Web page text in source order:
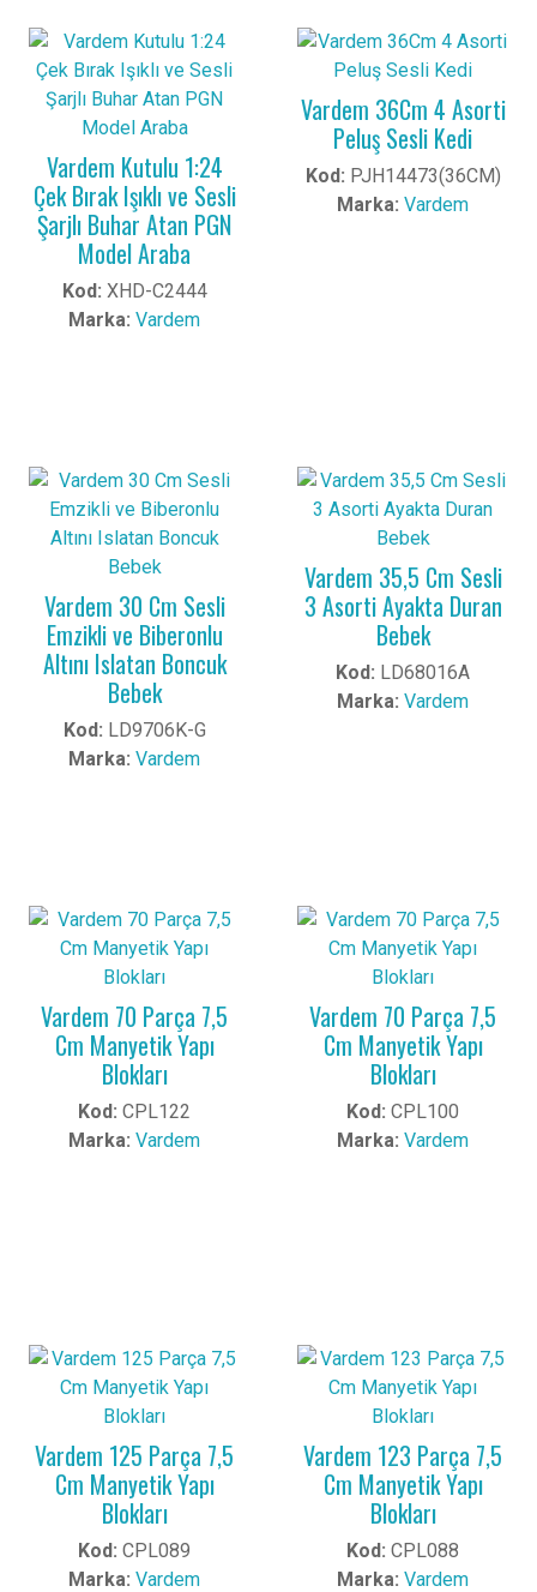
Vardem Kutulu 1:24
Çek Bırak Işıklı ve Sesli
Şarjlı Buhar Atan PGN
Model Araba
Kod: XHD-C2444
Marka: Vardem
Vardem 36Cm 4 Asorti
Peluş Sesli Kedi
Kod: PJH14473(36CM)
Marka: Vardem
Vardem 30 Cm Sesli
Emzikli ve Biberonlu
Altını Islatan Boncuk
Bebek
Kod: LD9706K-G
Marka: Vardem
Vardem 35,5 Cm Sesli
3 Asorti Ayakta Duran
Bebek
Kod: LD68016A
Marka: Vardem
Vardem 70 Parça 7,5
Cm Manyetik Yapı
Blokları
Kod: CPL122
Marka: Vardem
Vardem 70 Parça 7,5
Cm Manyetik Yapı
Blokları
Kod: CPL100
Marka: Vardem
Vardem 125 Parça 7,5
Cm Manyetik Yapı
Blokları
Kod: CPL089
Marka: Vardem
Vardem 123 Parça 7,5
Cm Manyetik Yapı
Blokları
Kod: CPL088
Marka: Vardem